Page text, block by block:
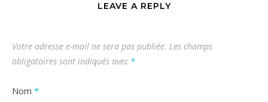
LEAVE A REPLY
Votre adresse e-mail ne sera pas publiée. Les champs
obligatoires sont indiqués avec *
Nom *